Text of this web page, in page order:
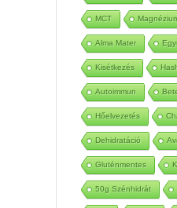
Kókuszolaj
MCT
Alma Mater
Kisétkezés
Autoimmun
Hőelvezetés
Dehidratáció
Gluténmentes